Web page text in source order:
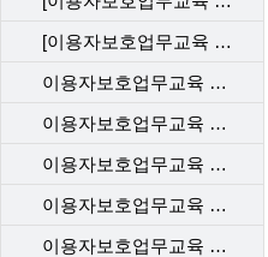
[이용자보호업무교육 사후관리 직무평가 202310_SKT]
이용자보호업무교육 사후관리 직무평가 202306_SKT
이용자보호업무교육 사후관리 직무평가 202306_LGU
이용자보호업무교육 사후관리 직무평가 202304_SKT
이용자보호업무교육 사후관리 직무평가 202304_LGU
이용자보호업무교육 사후관리 직무평가 202302_SKT